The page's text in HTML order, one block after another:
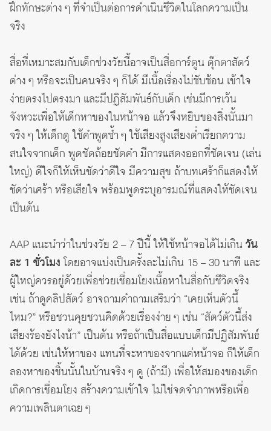
ฝึกทักษะต่าง ๆ ที่จำเป็นต่อการดำเนินชีวิตในโลกความเป็น
จริง
สื่อที่เหมาะสมกับเด็กช่วงวัยนี้อาจเป็นสื่อการ์ตูน ตุ๊กตาสัตว์
ต่าง ๆ หรือจะเป็นคนจริง ๆ ก็ได้ มีเนื้อเรื่องไม่ซับซ้อน เข้าใจ
ง่ายตรงไปตรงมา และมีปฏิสัมพันธ์กับเด็ก เช่นมีการเว้น
จังหวะเพื่อให้เด็กหาของในหน้าจอ แล้วจึงหยิบของสิ่งนั้นมา
จริง ๆ ให้เด็กดู ใช้คำพูดซ้ำ ๆ ใช้เสียงสูงเสียงต่ำเรียกความ
สนใจจากเด็ก พูดชัดถ้อยชัดคำ มีการแสดงออกที่ชัดเจน (เล่น
ใหญ่) ดีใจก็ให้เห็นชัดว่าดีใจ มีความสุข ถ้าบทเศร้าก็แสดงให้
ชัดว่าเศร้า หรือเสียใจ พร้อมพูดระบุอารมณ์ที่แสดงให้ชัดเจน
เป็นต้น
AAP แนะนำว่าในช่วงวัย 2 – 7 ปีนี้ ให้ใช้หน้าจอได้ไม่เกินวัน
ละ 1 ชั่วโมงโดยอาจแบ่งเป็นครั้งละไม่เกิน 15 – 30 นาที และ
ผู้ใหญ่ควรอยู่ด้วยเพื่อช่วยเชื่อมโยงเนื้อหาในสื่อกับชีวิตจริง
เช่น ถ้าดูคลิปสัตว์ อาจถามคำถามเสริมว่า “เคยเห็นตัวนี้
ไหม?” หรือชวนคุยชวนคิดด้วยเรื่องง่าย ๆ เช่น “สัตว์ตัวนี้ส่ง
เสียงร้องยังไงน้า” เป็นต้น หรือถ้าเป็นสื่อแบบเด็กมีปฏิสัมพันธ์
ได้ด้วย เช่นให้หาของ แทนที่จะหาของจากแค่หน้าจอ ก็ให้เด็ก
ลองหาของชิ้นนั้นในบ้านจริง ๆ ดู (ถ้ามี) เพื่อให้สมองของเด็ก
เกิดการเชื่อมโยง สร้างความเข้าใจ ไม่ใช่จดจำภาพหรือเพื่อ
ความเพลินตาเฉย ๆ